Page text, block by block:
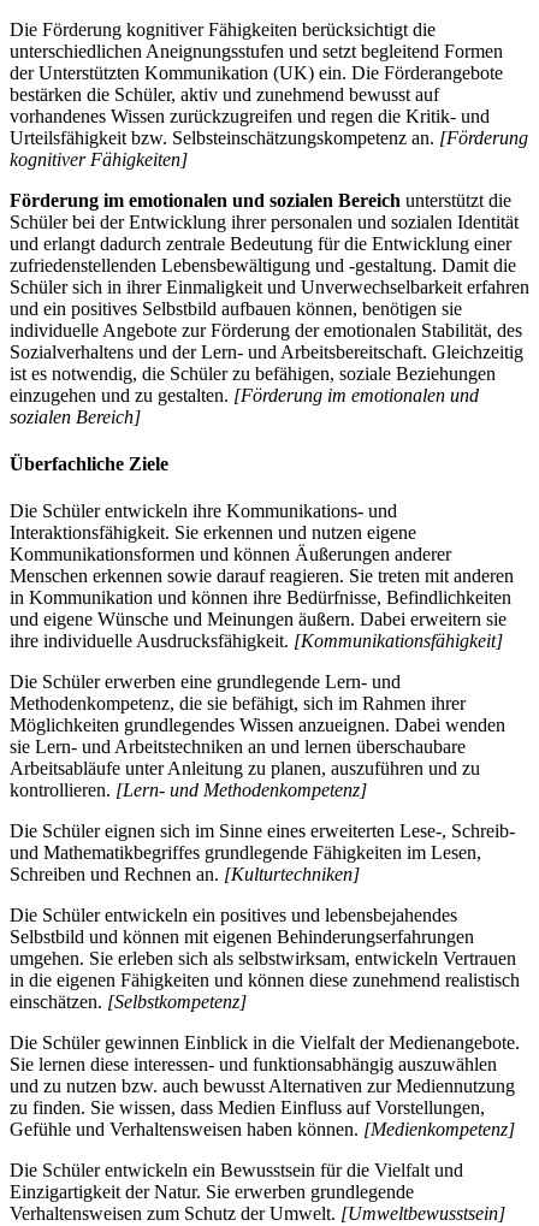
Die Förderung kognitiver Fähigkeiten berücksichtigt die
unterschiedlichen Aneignungsstufen und setzt begleitend Formen
der Unterstützten Kommunikation (UK) ein. Die Förderangebote
bestärken die Schüler, aktiv und zunehmend bewusst auf
vorhandenes Wissen zurückzugreifen und regen die Kritik- und
Urteilsfähigkeit bzw. Selbsteinschätzungskompetenz an. [Förderung
kognitiver Fähigkeiten]
Förderung im emotionalen und sozialen Bereich unterstützt die
Schüler bei der Entwicklung ihrer personalen und sozialen Identität
und erlangt dadurch zentrale Bedeutung für die Entwicklung einer
zufriedenstellenden Lebensbewältigung und -gestaltung. Damit die
Schüler sich in ihrer Einmaligkeit und Unverwechselbarkeit erfahren
und ein positives Selbstbild aufbauen können, benötigen sie
individuelle Angebote zur Förderung der emotionalen Stabilität, des
Sozialverhaltens und der Lern- und Arbeitsbereitschaft. Gleichzeitig
ist es notwendig, die Schüler zu befähigen, soziale Beziehungen
einzugehen und zu gestalten. [Förderung im emotionalen und
sozialen Bereich]
Überfachliche Ziele
Die Schüler entwickeln ihre Kommunikations- und
Interaktionsfähigkeit. Sie erkennen und nutzen eigene
Kommunikationsformen und können Äußerungen anderer
Menschen erkennen sowie darauf reagieren. Sie treten mit anderen
in Kommunikation und können ihre Bedürfnisse, Befindlichkeiten
und eigene Wünsche und Meinungen äußern. Dabei erweitern sie
ihre individuelle Ausdrucksfähigkeit. [Kommunikationsfähigkeit]
Die Schüler erwerben eine grundlegende Lern- und
Methodenkompetenz, die sie befähigt, sich im Rahmen ihrer
Möglichkeiten grundlegendes Wissen anzueignen. Dabei wenden
sie Lern- und Arbeitstechniken an und lernen überschaubare
Arbeitsabläufe unter Anleitung zu planen, auszuführen und zu
kontrollieren. [Lern- und Methodenkompetenz]
Die Schüler eignen sich im Sinne eines erweiterten Lese-, Schreib-
und Mathematikbegriffes grundlegende Fähigkeiten im Lesen,
Schreiben und Rechnen an. [Kulturtechniken]
Die Schüler entwickeln ein positives und lebensbejahendes
Selbstbild und können mit eigenen Behinderungserfahrungen
umgehen. Sie erleben sich als selbstwirksam, entwickeln Vertrauen
in die eigenen Fähigkeiten und können diese zunehmend realistisch
einschätzen. [Selbstkompetenz]
Die Schüler gewinnen Einblick in die Vielfalt der Medienangebote.
Sie lernen diese interessen- und funktionsabhängig auszuwählen
und zu nutzen bzw. auch bewusst Alternativen zur Mediennutzung
zu finden. Sie wissen, dass Medien Einfluss auf Vorstellungen,
Gefühle und Verhaltensweisen haben können. [Medienkompetenz]
Die Schüler entwickeln ein Bewusstsein für die Vielfalt und
Einzigartigkeit der Natur. Sie erwerben grundlegende
Verhaltensweisen zum Schutz der Umwelt. [Umweltbewusstsein]